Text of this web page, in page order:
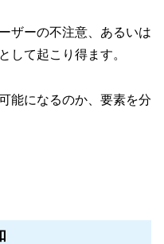
ザーの不注意、あるいは
して起こり得ます。
能になるのか、要素を分